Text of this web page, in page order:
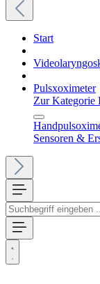
Start
Pulsxoximeter
Zur Kategorie
Sensoren &